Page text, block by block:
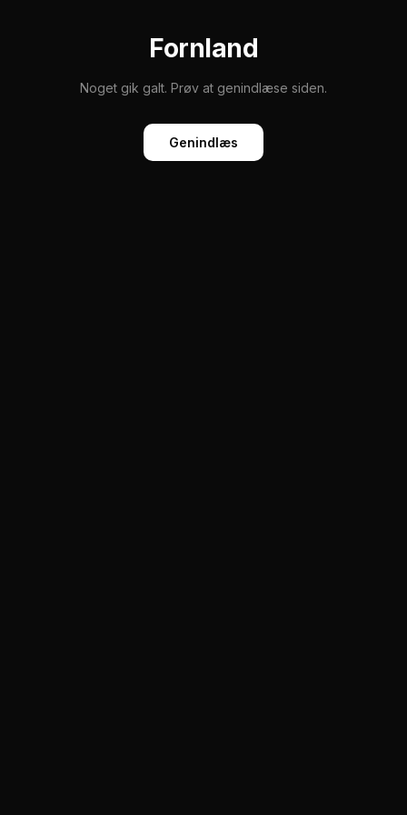
Fornland
Noget gik galt. Prøv at genindlæse siden.
Genindlæs